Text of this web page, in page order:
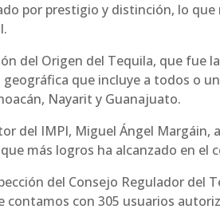
por prestigio y distinción, lo
del Origen del Tequila, que fue
que incluye a todos o
Nayarit y Guanajuato.
del IMPI, Miguel Ángel Margáin,
más logros ha alcanzado en el
del Consejo Regulador del
contamos con 305 usuarios